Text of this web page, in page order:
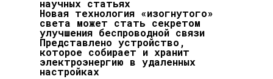
научных статьях
Новая технология «изогнутого»
света может стать секретом
улучшения беспроводной связи
Представлено устройство,
которое собирает и хранит
электроэнергию в удаленных
настройках